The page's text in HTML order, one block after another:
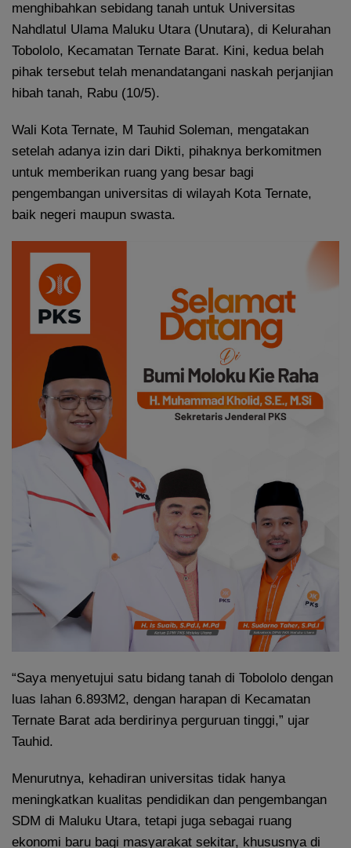
menghibahkan sebidang tanah untuk Universitas
Nahdlatul Ulama Maluku Utara (Unutara), di Kelurahan
Tobololo, Kecamatan Ternate Barat. Kini, kedua belah
pihak tersebut telah menandatangani naskah perjanjian
hibah tanah, Rabu (10/5).
Wali Kota Ternate, M Tauhid Soleman, mengatakan
setelah adanya izin dari Dikti, pihaknya berkomitmen
untuk memberikan ruang yang besar bagi
pengembangan universitas di wilayah Kota Ternate,
baik negeri maupun swasta.
“Saya menyetujui satu bidang tanah di Tobololo dengan
luas lahan 6.893M2, dengan harapan di Kecamatan
Ternate Barat ada berdirinya perguruan tinggi,” ujar
Tauhid.
Menurutnya, kehadiran universitas tidak hanya
meningkatkan kualitas pendidikan dan pengembangan
SDM di Maluku Utara, tetapi juga sebagai ruang
ekonomi baru bagi masyarakat sekitar, khususnya di